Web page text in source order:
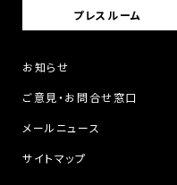
プレスルーム
お知らせ
ご意見・お問合せ窓口
メールニュース
サイトマップ